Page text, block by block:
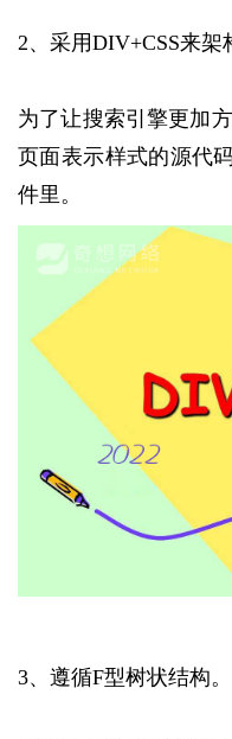
2、采用DIV+CSS来架
为了让搜索引擎更加
页面表示样式的源代
件里。
3、遵循F型树状结构。